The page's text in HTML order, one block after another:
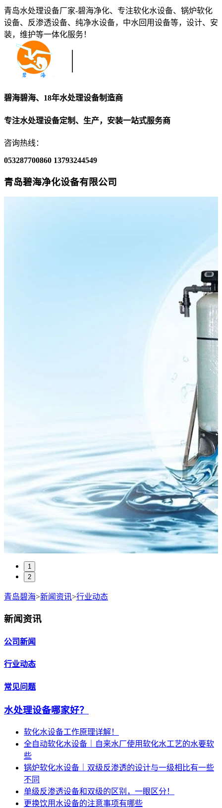
青岛水处理设备厂家-碧海净化、专注软化水设备、锅炉软化
设备、反渗透设备、纯净水设备，中水回用设备等，设计、安
装，维护等一体化服务！
碧海碧海、18年水处理设备制造商
专注水处理设备定制、生产，安装一站式服务商
咨询热线：
053287700860 13793244549
青岛碧海净化设备有限公司
1
2
青岛碧海>新闻资讯>行业动态
新闻资讯
公司新闻
行业动态
常见问题
水处理设备哪家好？
软化水设备工作原理详解！
全自动软化水设备｜自来水厂使用软化水工艺的水要软
些
锅炉软化水设备｜双级反渗透的设计与一级相比有一些
不同
单级反渗透设备和双级的区别，一眼区分！
更换饮用水设备的注意事项有哪些